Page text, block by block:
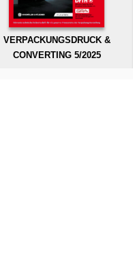
VERPACKUNGSDRUCK &
CONVERTING 5/2025